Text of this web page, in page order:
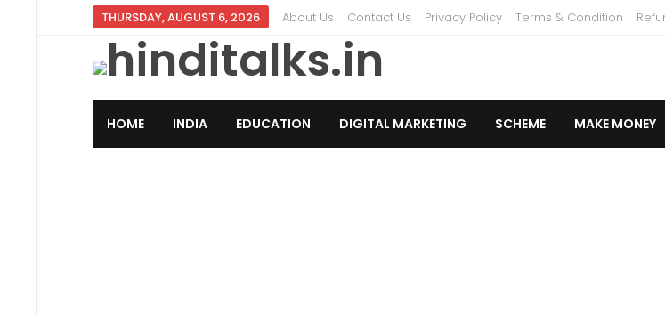
THURSDAY, AUGUST 6, 2026 About Us Contact Us Privacy Policy Terms & Condition
HOME INDIA EDUCATION DIGITAL MARKETING SCHEME MAKE MONEY